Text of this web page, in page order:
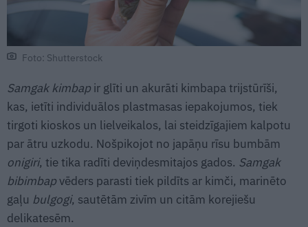
Foto: Shutterstock
Samgak kimbap ir glīti un akurāti kimbapa trijstūrīši,
kas, ietīti individuālos plastmasas iepakojumos, tiek
tirgoti kioskos un lielveikalos, lai steidzīgajiem kalpotu
par ātru uzkodu. Nošpikojot no japāņu rīsu bumbām
onigiri, tie tika radīti deviņdesmitajos gados. Samgak
bibimbapvēders parasti tiek pildīts ar kimči, marinēto
gaļu bulgogi, sautētām zivīm un citām korejiešu
delikatesēm.